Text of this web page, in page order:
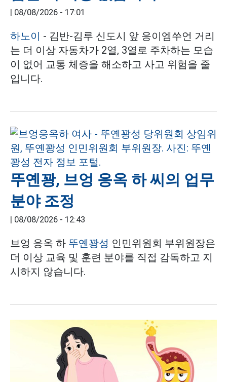
| 08/08/2026 - 17:01
하노이 - 김반-김루 신도시 앞 응이엠쑤언 거리
는 더 이상 자동차가 2열, 3열로 주차하는 모습
이 없어 교통 체증을 해소하고 사고 위험을 줄
입니다.
뚜옌꽝, 브엉 응옥 하 씨의 업무
분야 조정
| 08/08/2026 - 12:43
브엉 응옥 하 뚜옌꽝성 인민위원회 부위원장은
더 이상 교육 및 훈련 분야를 직접 감독하고 지
시하지 않습니다.